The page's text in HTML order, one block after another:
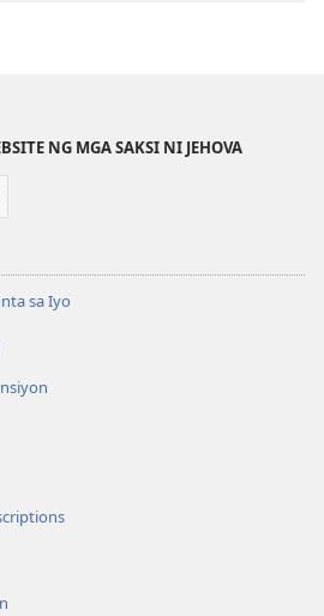
GUMISING!
NG MGA SAKSI NI JEHOVA
sa Iyo